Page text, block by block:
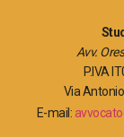
Avv.
P.IVA
Via
E-mail: